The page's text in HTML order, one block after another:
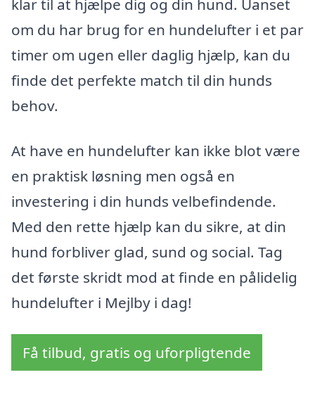
klar til at hjælpe dig og din hund. Uanset
om du har brug for en hundelufter i et par
timer om ugen eller daglig hjælp, kan du
finde det perfekte match til din hunds
behov.
At have en hundelufter kan ikke blot være
en praktisk løsning men også en
investering i din hunds velbefindende.
Med den rette hjælp kan du sikre, at din
hund forbliver glad, sund og social. Tag
det første skridt mod at finde en pålidelig
hundelufter i Mejlby i dag!
Få tilbud, gratis og uforpligtende